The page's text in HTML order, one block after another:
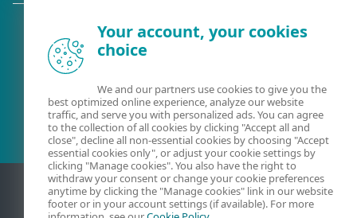
既存の顧客？
Your account, your cookies
choice
We and our partners use cookies to give you the
best optimized online experience, analyze our website
traffic, and serve you with personalized ads. You can agree
to the collection of all cookies by clicking "Accept all and
close", decline all non-essential cookies by choosing "Accept
essential cookies only", or adjust your cookie settings by
clicking "Manage cookies". You also have the right to
withdraw your consent or change your cookie preferences
anytime by clicking the "Manage cookies" link in our website
footer or in your account settings (if available). For more